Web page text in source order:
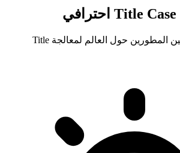
موثوق به من قبل ملايين المطورين حول العالم لمعالجة Title